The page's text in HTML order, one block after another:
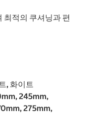
최적의 쿠셔닝과 편
, 화이트
245mm,
275mm,